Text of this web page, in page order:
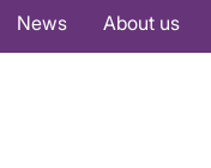
News About us